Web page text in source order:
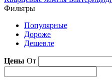
Фильтры
Популярные
Дороже
Дешевле
Цены От